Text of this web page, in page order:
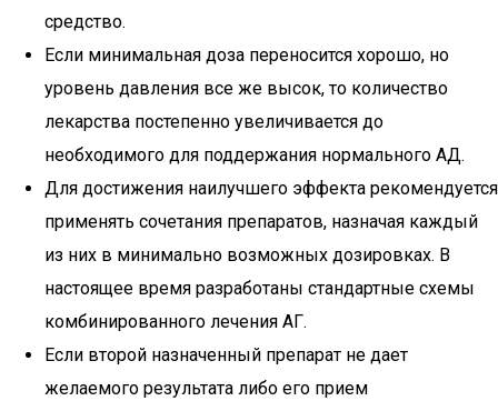
средство.
Если минимальная доза переносится хорошо, но
уровень давления все же высок, то количество
лекарства постепенно увеличивается до
необходимого для поддержания нормального АД.
Для достижения наилучшего эффекта рекомендуется
применять сочетания препаратов, назначая каждый
из них в минимально возможных дозировках. В
настоящее время разработаны стандартные схемы
комбинированного лечения АГ.
Если второй назначенный препарат не дает
желаемого результата либо его прием